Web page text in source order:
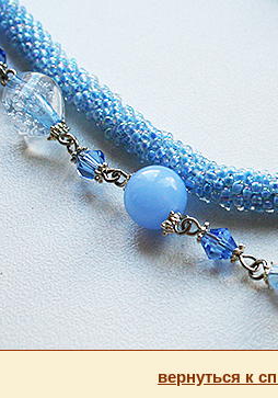
вернуться к